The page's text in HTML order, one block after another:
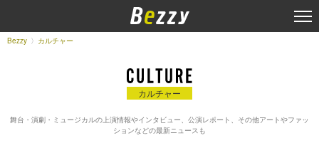
Bezzy カルチャー
カルチャー
舞台・演劇・ミュージカルの上演情報やインタビュー、公演レポート、その他アートやファッ
ションなどの最新ニュースも